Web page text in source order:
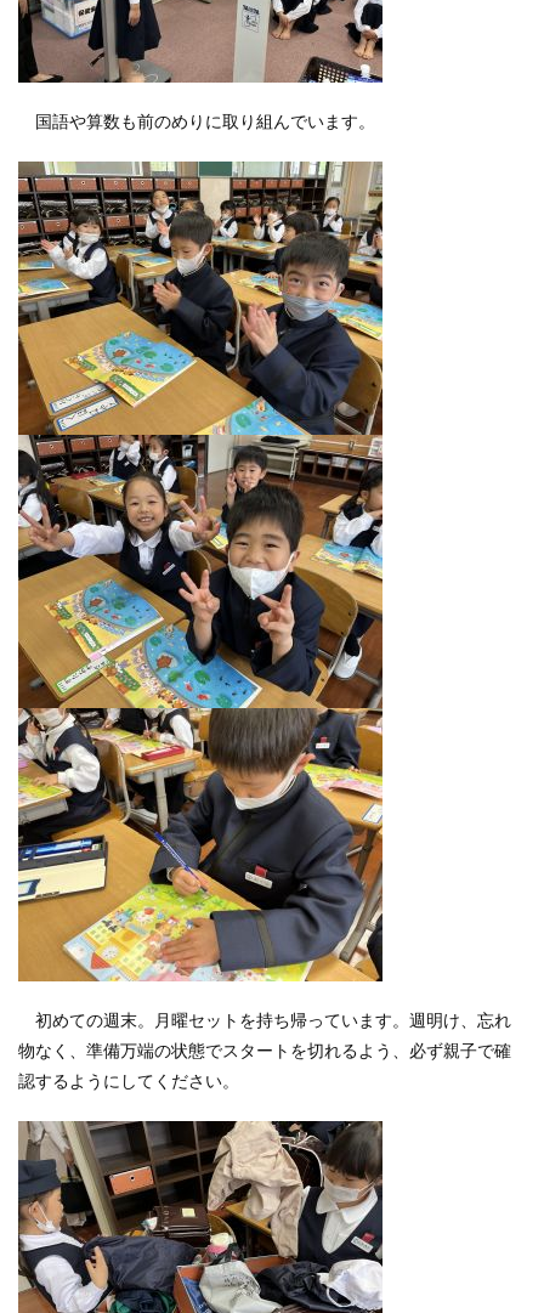
国語や算数も前のめりに取り組んでいます。
初めての週末。月曜セットを持ち帰っています。週明け、忘れ
物なく、準備万端の状態でスタートを切れるよう、必ず親子で確
認するようにしてください。